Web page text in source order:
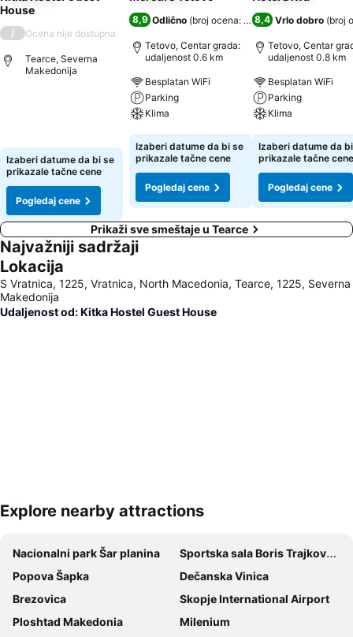
House
/ Ocena nije dostupna
Tearce, Severna
Makedonija
Izaberi datume da bi se
prikazale tačne cene
Pogledaj cene
8,9 Odlično (broj ocena: 1.359)
Tetovo, Centar grada:
udaljenost 0.6 km
Besplatan WiFi
Parking
Klima
Pogledaj cene
Izaberi datume da bi se
prikazale tačne cene
Pogledaj cene
8,4 Vrlo dobro (broj
Tetovo, Centar
udaljenost 0.8 km
Besplatan WiFi
Parking
Klima
Pogledaj cene
Izaberi datume da
prikazale tačne cene
Pogledaj cene
Prikaži sve smeštaje u Tearce
Najvažniji sadržaji
Lokacija
S Vratnica, 1225, Vratnica, North Macedonia, Tearce, 1225, Severna
Makedonija
Udaljenost od: Kitka Hostel Guest House
Explore nearby attractions
Nacionalni park Šar planina
Sportska sala Boris Trajkovski
Popova Šapka
Dečanska Vinica
Brezovica
Skopje International Airport
Ploshtad Makedonia
Milenium